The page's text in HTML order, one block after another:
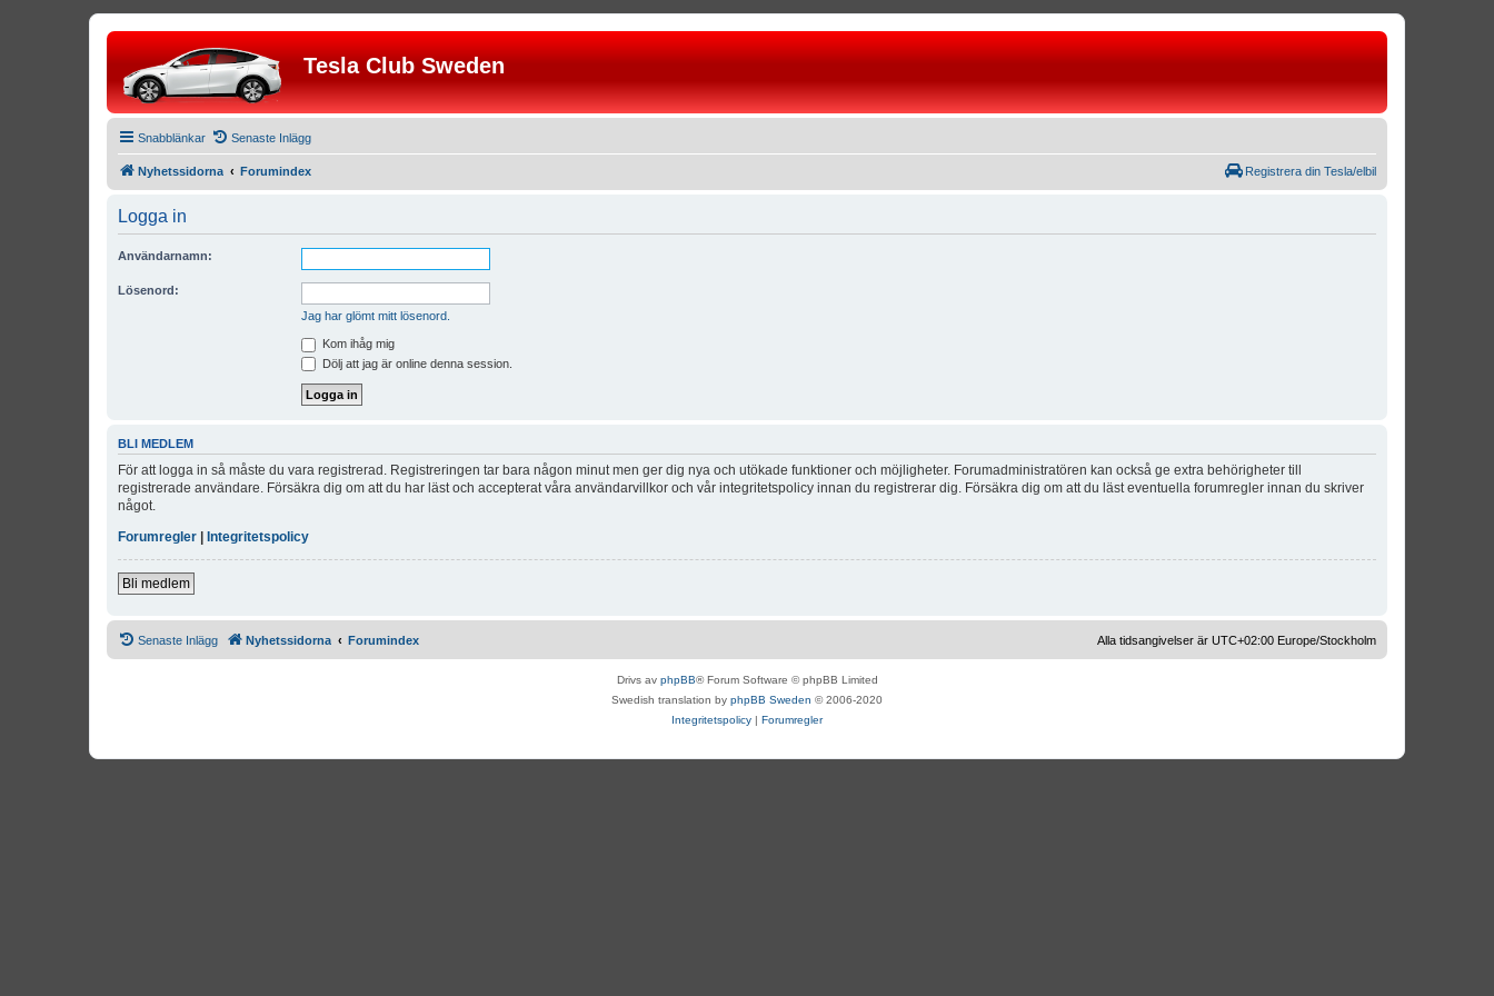
Tesla Club Sweden
Snabblänkar Senaste Inlägg
Nyhetssidorna Forumindex Registrera din Tesla/elbil
Logga in
Användarnamn:
Lösenord:
Jag har glömt mitt lösenord.
Kom ihåg mig
Dölj att jag är online denna session.
BLI MEDLEM
För att logga in så måste du vara registrerad. Registreringen tar bara någon minut men ger dig nya och utökade funktioner och möjligheter. Forumadministratören kan också ge extra behörigheter till
registrerade användare. Försäkra dig om att du har läst och accepterat våra användarvillkor och vår integritetspolicy innan du registrerar dig. Försäkra dig om att du läst eventuella forumregler innan du skriver
något.
Forumregler | Integritetspolicy
Bli medlem
Senaste Inlägg Nyhetssidorna Forumindex Alla tidsangivelser är UTC+02:00 Europe/Stockholm
Drivs av phpBB® Forum Software © phpBB Limited
Swedish translation by phpBB Sweden © 2006-2020
Integritetspolicy | Forumregler